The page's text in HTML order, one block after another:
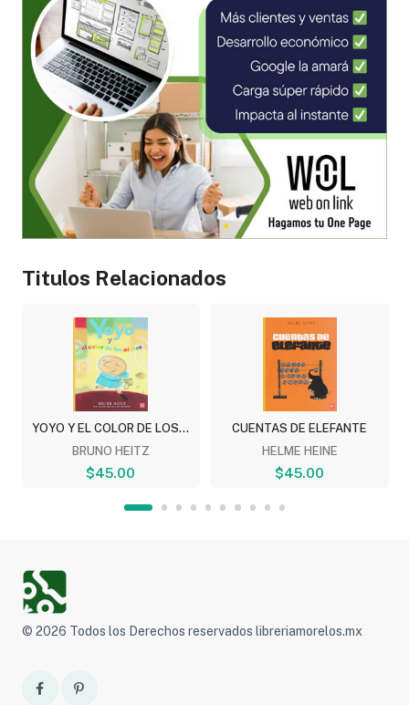
Titulos Relacionados
YOYO Y EL COLOR DE LOS...
BRUNO HEITZ
$45.00
CUENTAS DE ELEFANTE
HELME HEINE
$45.00
© 2026 Todos los Derechos reservados libreriamorelos.mx